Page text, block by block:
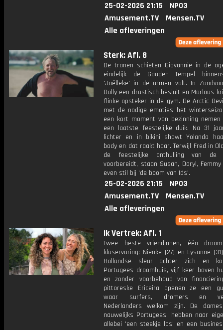
25-02-2026 21:15
NPO3
Amusement.TV
Mensen.TV
Alle afleveringen
Sterk: Afl. 8
De tranen schieten Giovannie in de
eindelijk de Gouden Tempel
'Joëlleke' in de armen valt. In
Dolly een drastisch besluit en Marlous
flinke opsteker in de gym. De Arctic
met de nodige emoties het
een kort moment van bezinning nemen
een laatste feestelijke duik. Na 31
lichter en in bikini showt Yolanda
body en dat raakt haar. Terwijl Fred in
de feestelijke onthulling van de
voorbereidt, staan Susan, Daryl,
even stil bij 'de boom van Ids'.
25-02-2026 21:15
NPO3
Amusement.TV
Mensen.TV
Alle afleveringen
Ik Vertrek: Afl. 1
Twee beste vriendinnen, één
kluservaring: Nienke (27) en Lysanne
Hollandse sleur achter zich en
Portugees droomhuis, vijf keer boven
en zonder voorbehoud van
pittoreske Ericeira openen ze een
waar surfers, dromers en
Nederlanders welkom zijn. De
nauwelijks Portugees, hebben naar
allebei 'een steekje los' en een